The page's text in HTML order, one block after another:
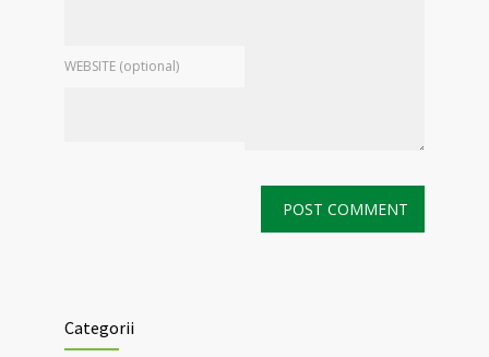
WEBSITE (optional)
Categorii